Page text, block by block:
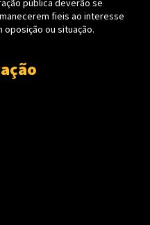
pública deverão se
fieis ao interesse
ou situação.